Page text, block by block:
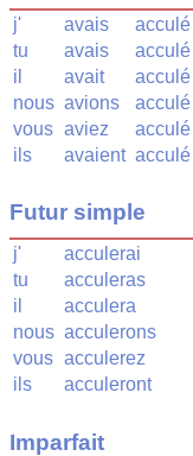
j' avais
acculé
tu
avais
acculé
il
avait
acculé
nous avions
acculé
vous aviez
acculé
ils
avaient acculé
Futur simple
j'
acculerai
tu
acculeras
il
acculera
nous acculerons
vous acculerez
ils
acculeront
Imparfait